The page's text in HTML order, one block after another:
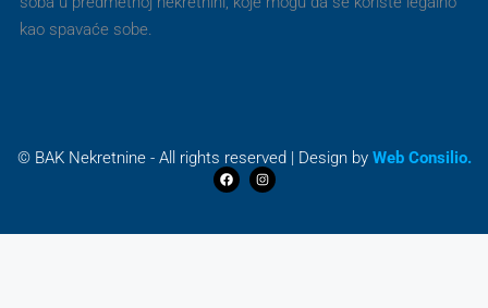
kao spavaće sobe.
© BAK Nekretnine - All rights reserved | Design by Web Consilio.